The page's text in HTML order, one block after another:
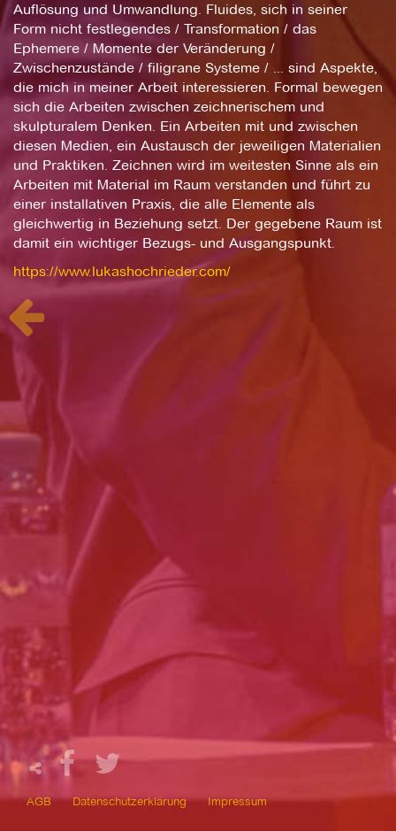
Auflösung und Umwandlung. Fluides, sich in seiner
Form nicht festlegendes / Transformation / das
Ephemere / Momente der Veränderung /
Zwischenzustände / filigrane Systeme / ... sind Aspekte,
die mich in meiner Arbeit interessieren. Formal bewegen
sich die Arbeiten zwischen zeichnerischem und
skulpturalem Denken. Ein Arbeiten mit und zwischen
diesen Medien, ein Austausch der jeweiligen Materialien
und Praktiken. Zeichnen wird im weitesten Sinne als ein
Arbeiten mit Material im Raum verstanden und führt zu
einer installativen Praxis, die alle Elemente als
gleichwertig in Beziehung setzt. Der gegebene Raum ist
damit ein wichtiger Bezugs- und Ausgangspunkt.
https://www.lukashochrieder.com/
AGB Datenschutzerklärung Impressum